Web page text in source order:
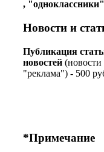
,
Новости и
Публикация
новостей (новости
"реклама") - 500
*Примечание